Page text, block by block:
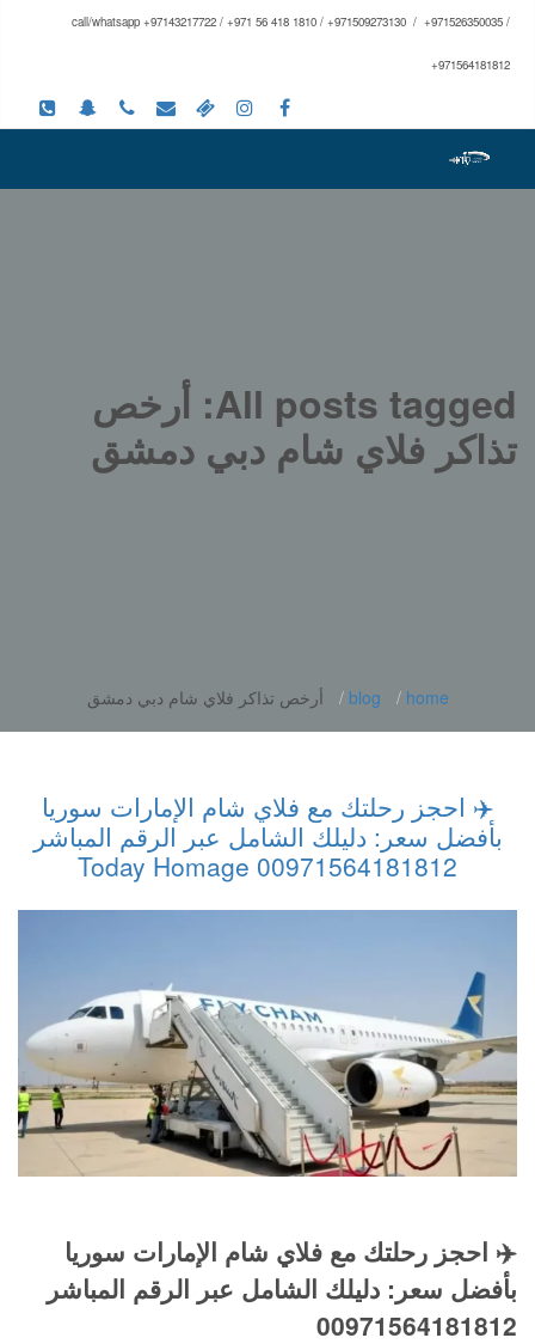
call/whatsapp +97143217722 / +971 56 418 1810 / +971509273130 / +971526350035 /
+971564181812
All posts tagged: أرخص
تذاكر فلاي شام دبي دمشق
home
blog أرخص تذاكر فلاي شام دبي دمشق
✈️ احجز رحلتك مع فلاي شام الإمارات سوريا
بأفضل سعر: دليلك الشامل عبر الرقم المباشر
00971564181812 Today Homage
✈️ احجز رحلتك مع فلاي شام الإمارات سوريا
بأفضل سعر: دليلك الشامل عبر الرقم المباشر
00971564181812